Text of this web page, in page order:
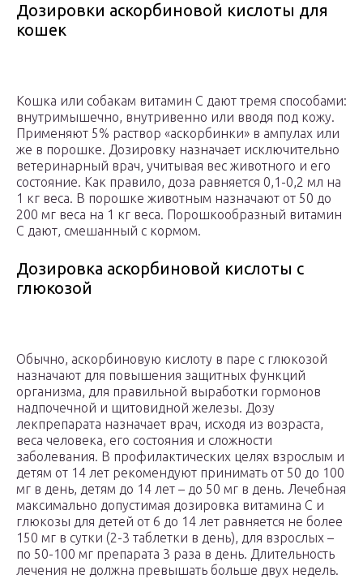
Дозировки аскорбиновой кислоты для
кошек
Кошка или собакам витамин С дают тремя способами:
внутримышечно, внутривенно или вводя под кожу.
Применяют 5% раствор «аскорбинки» в ампулах или
же в порошке. Дозировку назначает исключительно
ветеринарный врач, учитывая вес животного и его
состояние. Как правило, доза равняется 0,1-0,2 мл на
1 кг веса. В порошке животным назначают от 50 до
200 мг веса на 1 кг веса. Порошкообразный витамин
С дают, смешанный с кормом.
Дозировка аскорбиновой кислоты с
глюкозой
Обычно, аскорбиновую кислоту в паре с глюкозой
назначают для повышения защитных функций
организма, для правильной выработки гормонов
надпочечной и щитовидной железы. Дозу
лекпрепарата назначает врач, исходя из возраста,
веса человека, его состояния и сложности
заболевания. В профилактических целях взрослым и
детям от 14 лет рекомендуют принимать от 50 до 100
мг в день, детям до 14 лет – до 50 мг в день. Лечебная
максимально допустимая дозировка витамина С и
глюкозы для детей от 6 до 14 лет равняется не более
150 мг в сутки (2-3 таблетки в день), для взрослых –
по 50-100 мг препарата 3 раза в день. Длительность
лечения не должна превышать больше двух недель.